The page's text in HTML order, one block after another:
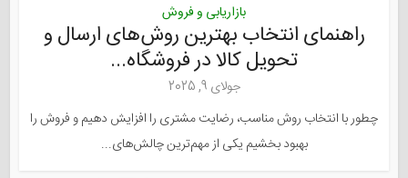
بازاریابی و فروش
راهنمای انتخاب بهترین روش‌های ارسال و
تحویل کالا در فروشگاه...
جولای 9, 2025
چطور با انتخاب روش مناسب، رضایت مشتری را افزایش دهیم و فروش را
بهبود بخشیم یکی از مهم‌ترین چالش‌های...